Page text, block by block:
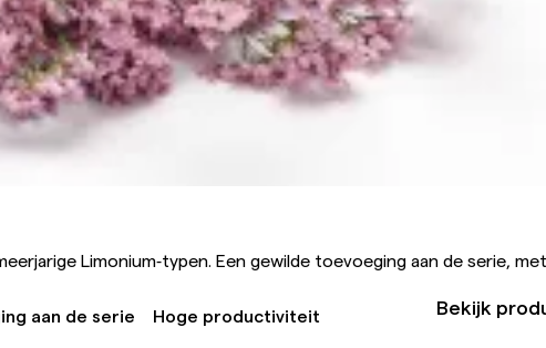
Bekijk
Limonium‑typen. Een gewilde toevoeging aan de serie,
aan de serie Hoge productiviteit